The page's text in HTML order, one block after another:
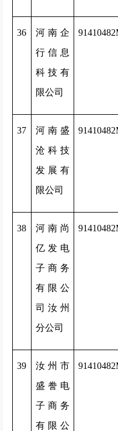
36
河南企
行信息
科技有
限公司
37
河南盛
沧科技
发展有
限公司
38
河南尚
亿发电
子商务
有限公
司汝州
分公司
39
汝州市
盛誊电
子商务
有限公